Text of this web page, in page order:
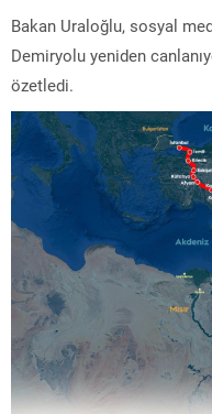
Bakan Uraloğlu, sosyal
Demiryolu yeniden
özetledi.